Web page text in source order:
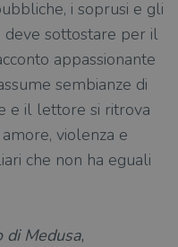
i soprusi e gli
deve sottostare per il
appassionante
sembianze di
e il lettore si ritrova
violenza e
che non ha eguali
di Medusa,